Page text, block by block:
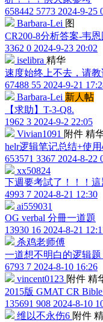
658442 5773 2024-9-25
Barbara-Lei 图
CR200-8分析答案-韦
3362 0 2024-9-23 20:02
iselibra 精华
速度始终上不去，请
67488 55 2024-9-21
Barbara-Lei 新人帖
【求助】T-3-Q8.
1962 3 2024-9-2 22:05
Vivian1091 附件 精
helr逻辑笔记总结+使
653571 3367 2024-8-22
xx50824
下週要考試了！！！
4993 7 2024-8-21 12:30
ai559031
OG verbal 分冊一道題
13930 16 2024-8-21
杀鸡老师傅
一道想不明白的逻辑
6793 7 2024-8-10 16:26
vincent0123 附件 精
2015版 GMAT CR
135691 908 2024-8-10
维以不永伤6 附件